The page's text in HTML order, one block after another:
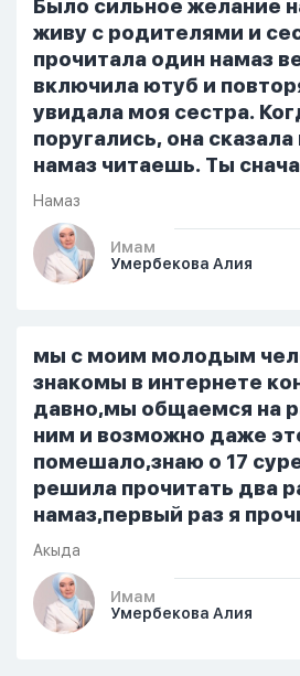
я рассказала о своих
я сказала ему:...
Было сильное желание
живу с родителями и
прочитала один намаз
включила ютуб и
увидала моя сестра.
поругались, она
намаз читаешь. Ты
себя. После этого я не
намаз и не видела
уже так не могу читать,
я делаю скрытно если
От родных же людей.
Намаз
Имам
Умербекова Алия
мы с моим молодым
знакомы в интернете
давно,мы общаемся на
ним и возможно даже
помешало,знаю о 17
решила прочитать два
намаз,первый раз я
«Аср» намаза и сначала
тревожно,позже стало
голову начали лезть
мысли,во второй раз
Акыда
Имам
Умербекова Алия